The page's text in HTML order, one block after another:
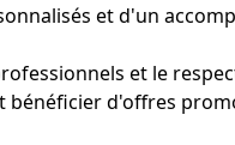
et d'un
et le
d'offres